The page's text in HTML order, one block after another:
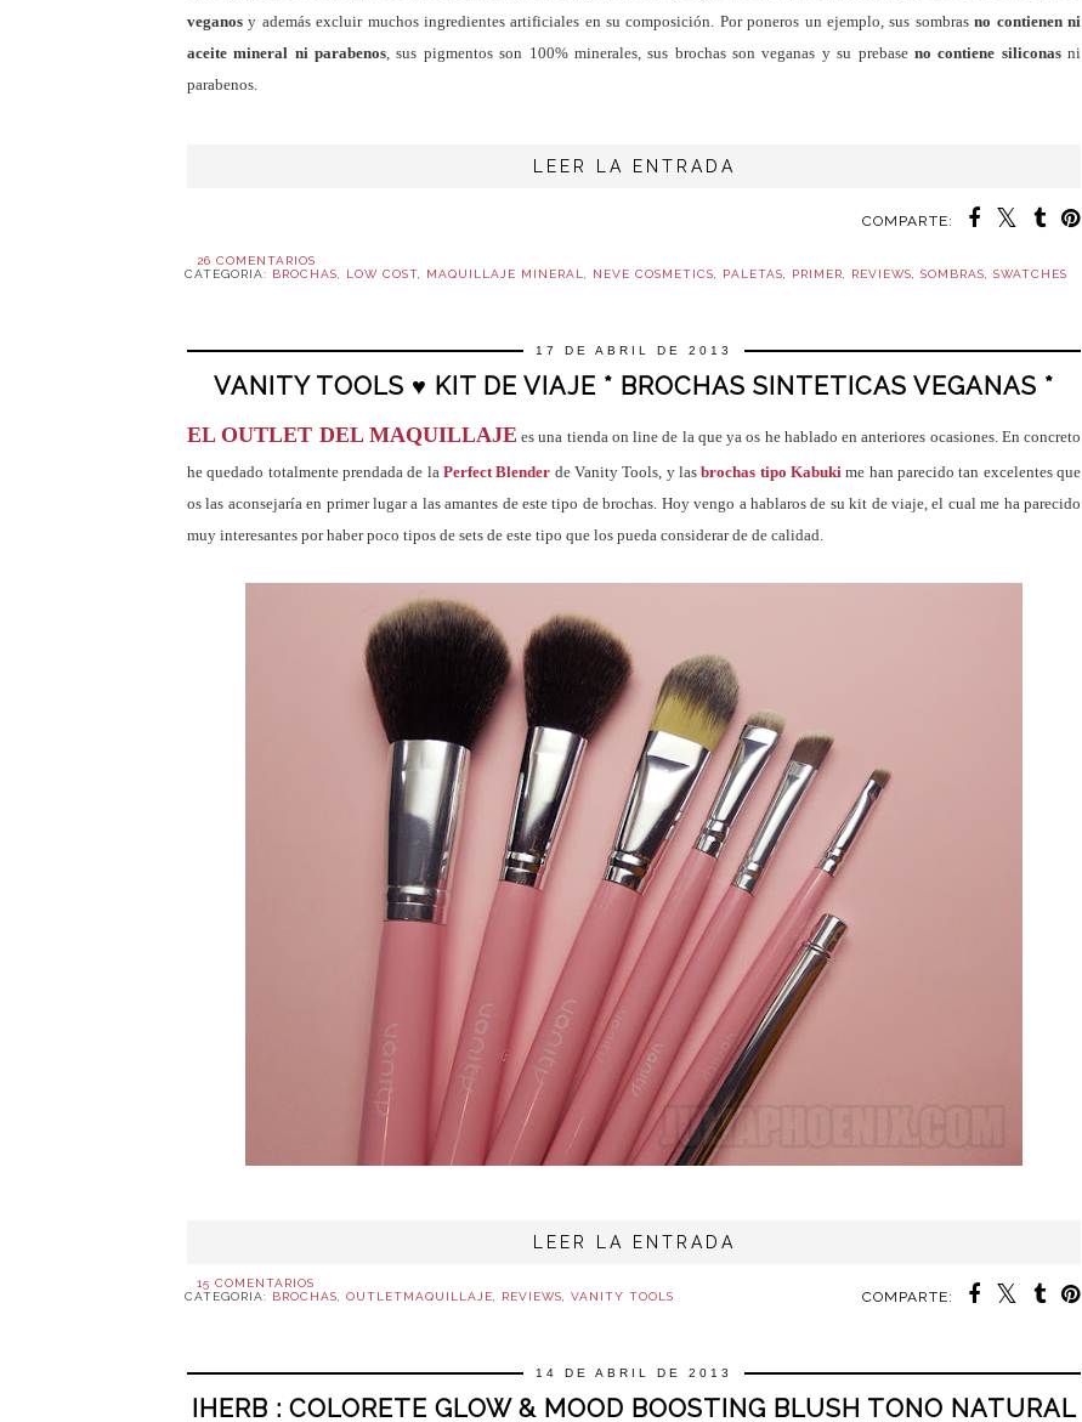
veganos y además excluir muchos ingredientes artificiales en su composición. Por poneros un ejemplo, sus sombrasno contienen ni
aceite mineral ni parabenos , sus pigmentos son 100% minerales, sus brochas son veganas y su prebase no contiene siliconasni
parabenos.
LEER LA ENTRADA
COMPARTE:
26 COMENTARIOS
CATEGORIA: BROCHAS LOW COST MAQUILLAJE MINERAL NEVE COSMETICS PALETAS PRIMER REVIEWS SOMBRAS SWATCHES
17 DE ABRIL DE 2013
VANITY TOOLS ♥ KIT DE VIAJE * BROCHAS SINTETICAS VEGANAS *
EL OUTLET DEL MAQUILLAJE es una tienda on line de la que ya os he hablado en anteriores ocasiones. En concreto
he quedado totalmente prendada de la Perfect Blender de Vanity Tools, y lasbrochas tipo Kabuki me han parecido tan excelentes que
os las aconsejaría en primer lugar a las amantes de este tipo de brochas. Hoy vengo a hablaros de su kit de viaje, el cual me ha parecido
muy interesantes por haber poco tipos de sets de este tipo que los pueda considerar de de calidad.
LEER LA ENTRADA
COMPARTE:
15 COMENTARIOS
CATEGORIA:
BROCHAS, OUTLETMAQUILLAJE, REVIEWS, VANITY TOOLS
14 DE ABRIL DE 2013
IHERB : COLORETE GLOW & MOOD BOOSTING BLUSH TONO NATURAL